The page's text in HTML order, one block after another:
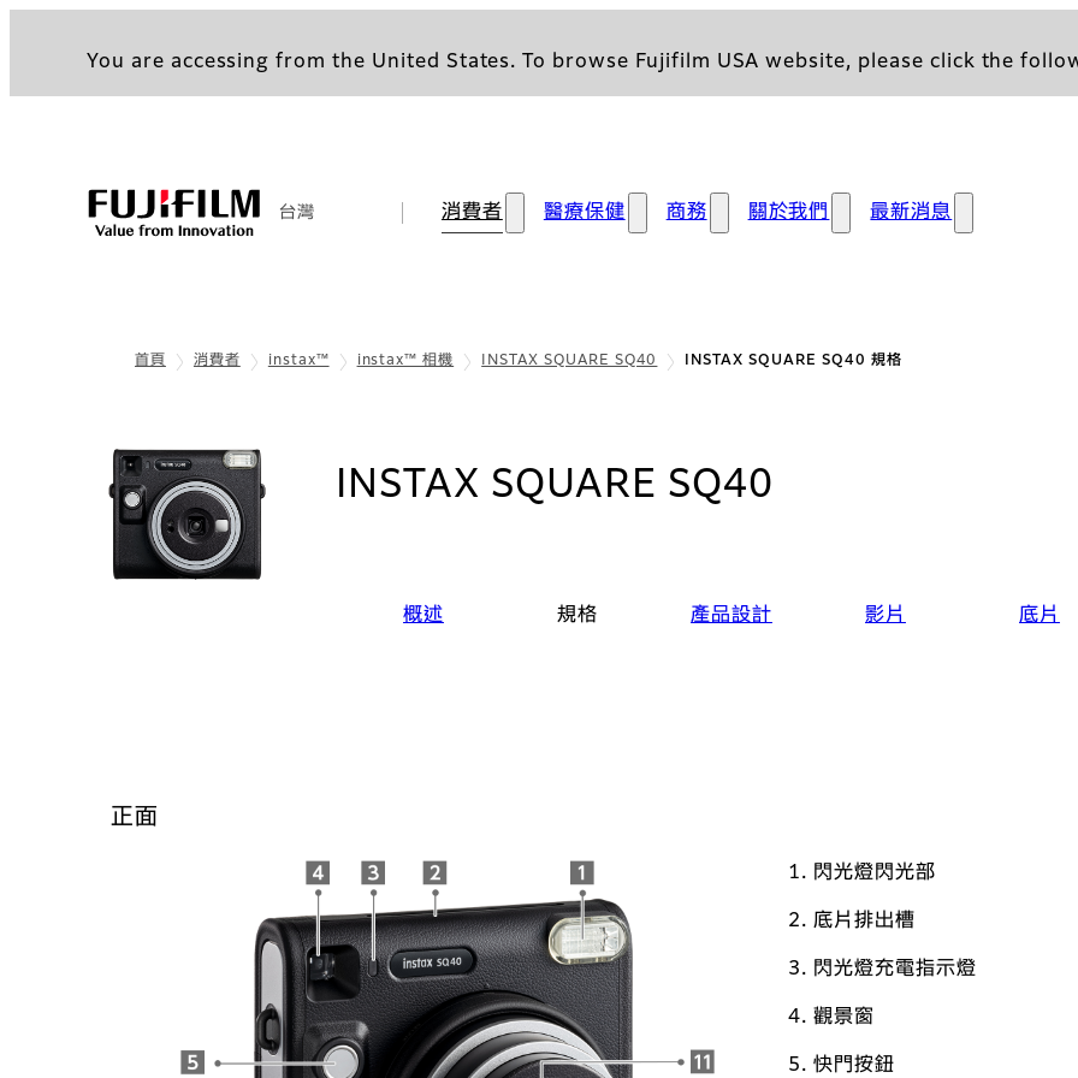
You are accessing from the United States. To browse Fujifilm USA website, please click the
台灣 消費者 醫療保健 商務 關於我們 最新消息
首頁 消費者 instax™ instax™ 相機 INSTAX SQUARE SQ40 INSTAX SQUARE SQ40 規格
INSTAX SQUARE SQ40
概述 規格 產品設計 影片 底片
正面
閃光燈閃光部
底片排出槽
閃光燈充電指示燈
觀景窗
快門按鈕